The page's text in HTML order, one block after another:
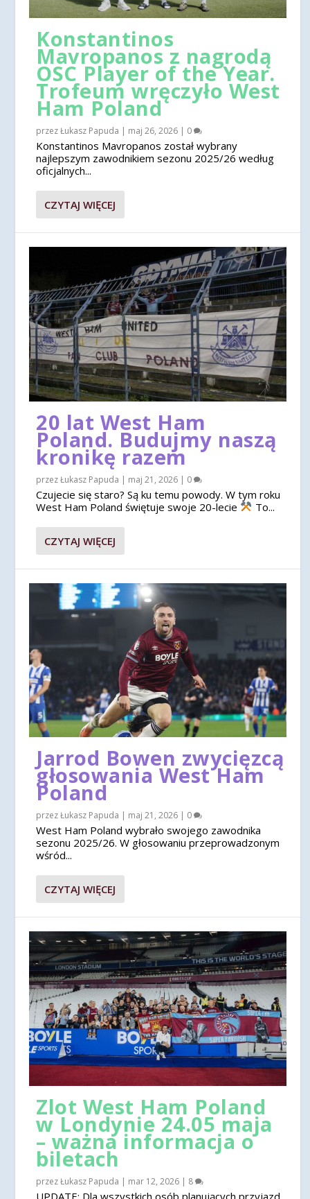
Konstantinos
Mavropanos z nagrodą
OSC Player of the Year.
Trofeum wręczyło West
Ham Poland
przezŁukasz Papuda | maj 26, 2026 | 0
Konstantinos Mavropanos został wybrany
najlepszym zawodnikiem sezonu 2025/26 według
oficjalnych...
CZYTAJ WIĘCEJ
20 lat West Ham
Poland. Budujmy naszą
kronikę razem
przezŁukasz Papuda | maj 21, 2026 | 0
Czujecie się staro? Są ku temu powody. W tym roku
West Ham Poland świętuje swoje 20-lecie
To...
CZYTAJ WIĘCEJ
Jarrod Bowen zwycięzcą
głosowania West Ham
Poland
przezŁukasz Papuda | maj 21, 2026 | 0
West Ham Poland wybrało swojego zawodnika
sezonu 2025/26. W głosowaniu przeprowadzonym
wśród...
CZYTAJ WIĘCEJ
Zlot West Ham Poland
w Londynie 24.05 maja
– ważna informacja o
biletach
przezŁukasz Papuda | mar 12, 2026 | 8
UPDATE: Dla wszystkich osób planujących przyjazd